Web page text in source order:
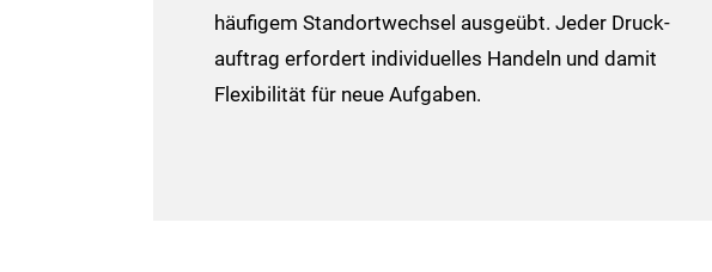
häufigem Standort­wechsel ausgeübt. Jeder Druck­
auftrag erfordert individuelles Handeln und damit
Flexibilität für neue Aufgaben.